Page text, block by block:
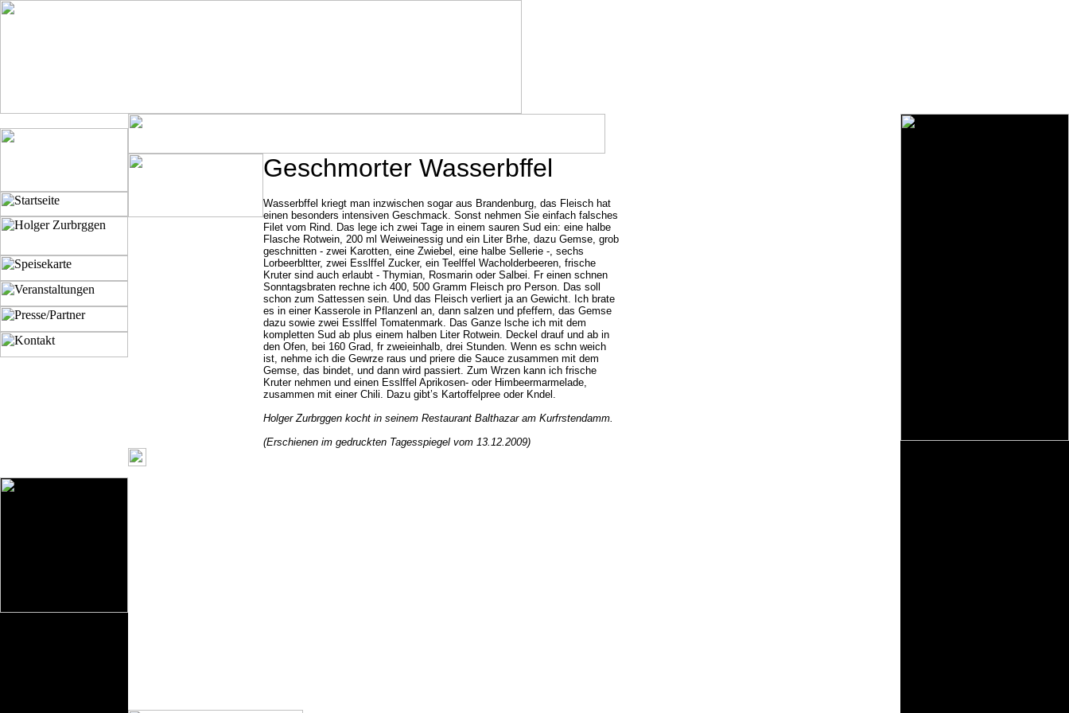
Geschmorter Wasserbffel
Wasserbffel kriegt man inzwischen sogar aus Brandenburg, das Fleisch hat
einen besonders intensiven Geschmack. Sonst nehmen Sie einfach falsches
Filet vom Rind. Das lege ich zwei Tage in einem sauren Sud ein: eine halbe
Flasche Rotwein, 200 ml Weiweinessig und ein Liter Brhe, dazu Gemse, grob
geschnitten - zwei Karotten, eine Zwiebel, eine halbe Sellerie -, sechs
Lorbeerbltter, zwei Esslffel Zucker, ein Teelffel Wacholderbeeren, frische
Kruter sind auch erlaubt - Thymian, Rosmarin oder Salbei. Fr einen schnen
Sonntagsbraten rechne ich 400, 500 Gramm Fleisch pro Person. Das soll
schon zum Sattessen sein. Und das Fleisch verliert ja an Gewicht. Ich brate
es in einer Kasserole in Pflanzenl an, dann salzen und pfeffern, das Gemse
dazu sowie zwei Esslffel Tomatenmark. Das Ganze lsche ich mit dem
kompletten Sud ab plus einem halben Liter Rotwein. Deckel drauf und ab in
den Ofen, bei 160 Grad, fr zweieinhalb, drei Stunden. Wenn es schn weich
ist, nehme ich die Gewrze raus und priere die Sauce zusammen mit dem
Gemse, das bindet, und dann wird passiert. Zum Wrzen kann ich frische
Kruter nehmen und einen Esslffel Aprikosen- oder Himbeermarmelade,
zusammen mit einer Chili. Dazu gibt’s Kartoffelpree oder Kndel.
Holger Zurbrggen kocht in seinem Restaurant Balthazar am Kurfrstendamm.
(Erschienen im gedruckten Tagesspiegel vom 13.12.2009)